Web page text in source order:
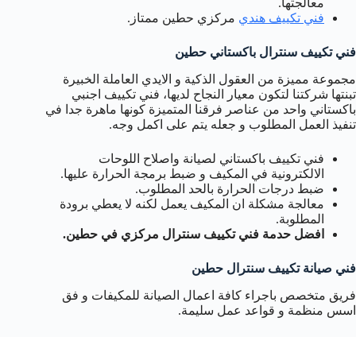
معالجتها.
فني تكييف هندي مركزي حطين ممتاز.
فني تكييف سنترال باكستاني حطين
مجموعة مميزة من العقول الذكية و الايدي العاملة الخبيرة
تبنتها شركتنا لتكون معيار النجاح لديها، فني تكييف اجنبي
باكستاني واحد من عناصر فرقنا المتميزة كونها ماهرة جدا في
تنفيذ العمل المطلوب و جعله يتم على اكمل وجه.
فني تكييف باكستاني لصيانة واصلاح اللوحات
الالكترونية في المكيف و ضبط برمجة الحرارة عليها.
ضبط درجات الحرارة بالحد المطلوب.
معالجة مشكلة ان المكيف يعمل لكنه لا يعطي برودة
المطلوبة.
افضل حدمة فني تكييف سنترال مركزي في حطين.
فني صيانة تكييف سنترال حطين
فريق متخصص باجراء كافة اعمال الصيانة للمكيفات و فق
اسس منظمة و قواعد عمل سليمة.